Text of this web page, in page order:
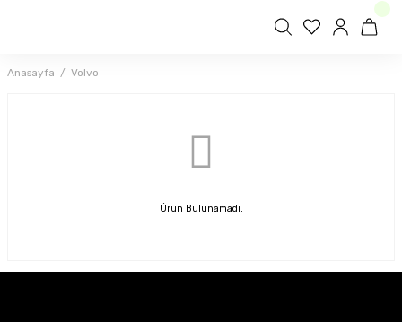
Anasayfa Volvo
Ürün Bulunamadı.